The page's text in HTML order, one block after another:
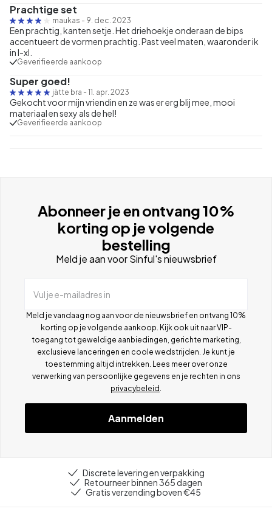
Prachtige set
maukas - 9. dec. 2023
Een prachtig, kanten setje. Het driehoekje onderaan de bips
accentueert de vormen prachtig. Past veel maten, waaronder ik
in l-xl.
Geverifieerde aankoop
Super goed!
jätte bra - 11. apr. 2023
Gekocht voor mijn vriendin en ze was er erg blij mee, mooi
materiaal en sexy als de hel!
Geverifieerde aankoop
Abonneer je en ontvang 10%
korting op je volgende
bestelling
Meld je aan voor Sinful's nieuwsbrief
Vul je e-mailadres in
Meld je vandaag nog aan voor de nieuwsbrief en ontvang 10%
korting op je volgende aankoop. Kijk ook uit naar VIP-
toegang tot geweldige aanbiedingen, gerichte marketing,
exclusieve lanceringen en coole wedstrijden. Je kunt je
toestemming altijd intrekken. Lees meer over onze
verwerking van persoonlijke gegevens en je rechten in ons
privacybeleid
Aanmelden
Discrete levering en verpakking
Retourneer binnen 365 dagen
Gratis verzending boven €45